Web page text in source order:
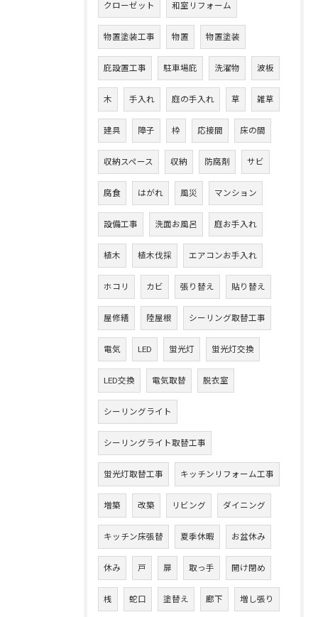
クローゼット 和室リフォーム
物置塗装工事 物置 物置塗装
庇設置工事 駐車場庇 洗濯物 波板
木 手入れ 庭の手入れ 草 雑草
建具 障子 枠 応接間 床の間
収納スペース 収納 防腐剤 サビ
腐食 はがれ 風災 マンション
設備工事 洗面お風呂 庭お手入れ
植木 植木伐採 エアコンお手入れ
ホコリ カビ 張り替え 貼り替え
屋修繕 陸屋根 シーリング取替工事
電気 LED 蛍光灯 蛍光灯交換
LED交換 電気取替 脱衣室
シーリングライト
シーリングライト取替工事
蛍光灯取替工事 キッチンリフォーム工事
増築 改築 リビング ダイニング
キッチン床張替 夏季休暇 お盆休み
休み 戸 扉 取っ手 開け閉め
桟 蛇口 塗替え 廊下 増し張り